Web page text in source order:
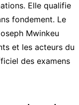
Elle qualifie
fondement. Le
Mwinkeu
et les acteurs du
des examens